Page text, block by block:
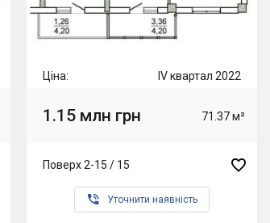
Ціна: IV квартал 2022
1.15 млн грн 71.37 м²
Поверх 2-15 / 15 
 Уточнити наявність